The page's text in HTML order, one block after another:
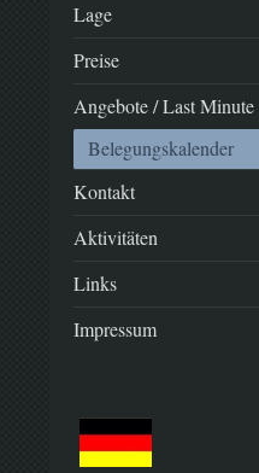
Lage
Preise
Angebote / Last Minute
Belegungskalender
Kontakt
Aktivitäten
Links
Impressum